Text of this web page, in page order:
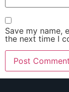
Save my name,
the next time I